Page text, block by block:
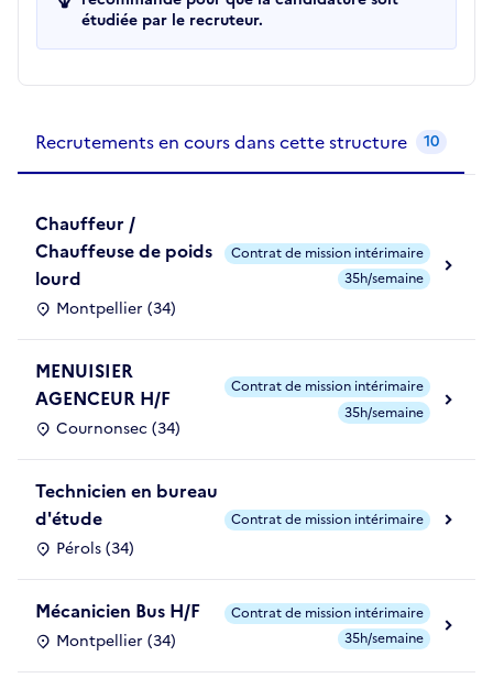
étudiée par le recruteur.
Recrutements en cours dans cette structure 10
Chauffeur /
Chauffeuse de poids
lourd
Montpellier (34)
Contrat de mission intérimaire
35h/semaine
MENUISIER
AGENCEUR H/F
Cournonsec (34)
Contrat de mission intérimaire
35h/semaine
Technicien en bureau
d'étude
Pérols (34)
Contrat de mission intérimaire
Mécanicien Bus H/F
Montpellier (34)
Contrat de mission intérimaire
35h/semaine